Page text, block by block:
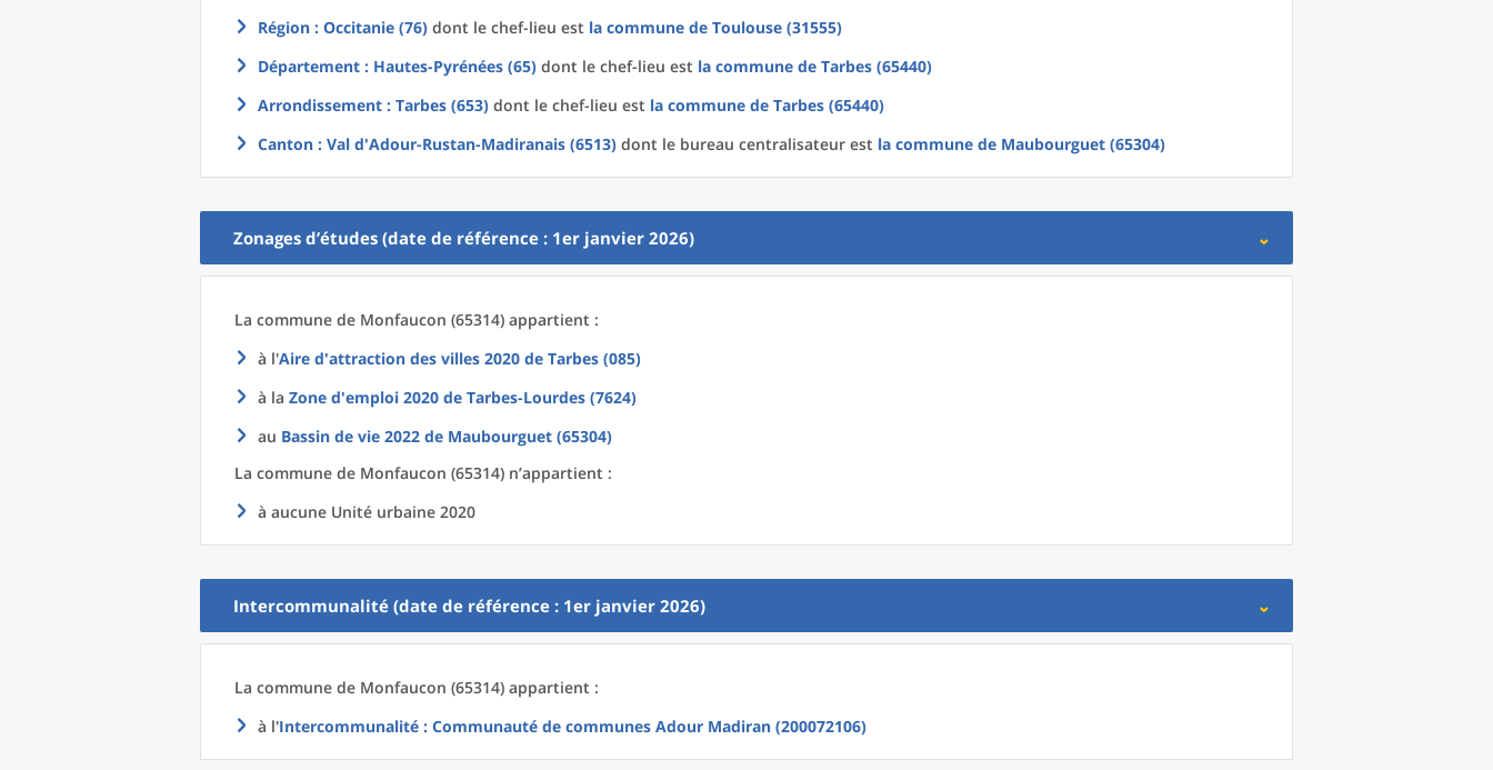
Région : Occitanie (76) dont le chef-lieu est la commune de Toulouse (31555)
Département : Hautes-Pyrénées (65) dont le chef-lieu est la commune de Tarbes (65440)
Arrondissement : Tarbes (653) dont le chef-lieu est la commune de Tarbes (65440)
Canton : Val d'Adour-Rustan-Madiranais (6513) dont le bureau centralisateur est la commune de Maubourguet (65304)
Zonages d’études (date de référence : 1er janvier 2026)
La commune de Monfaucon (65314) appartient :
à l'Aire d'attraction des villes 2020 de Tarbes (085)
à la Zone d'emploi 2020 de Tarbes-Lourdes (7624)
au Bassin de vie 2022 de Maubourguet (65304)
La commune de Monfaucon (65314) n’appartient :
à aucune Unité urbaine 2020
Intercommunalité (date de référence : 1er janvier 2026)
La commune de Monfaucon (65314) appartient :
à l'Intercommunalité : Communauté de communes Adour Madiran (200072106)